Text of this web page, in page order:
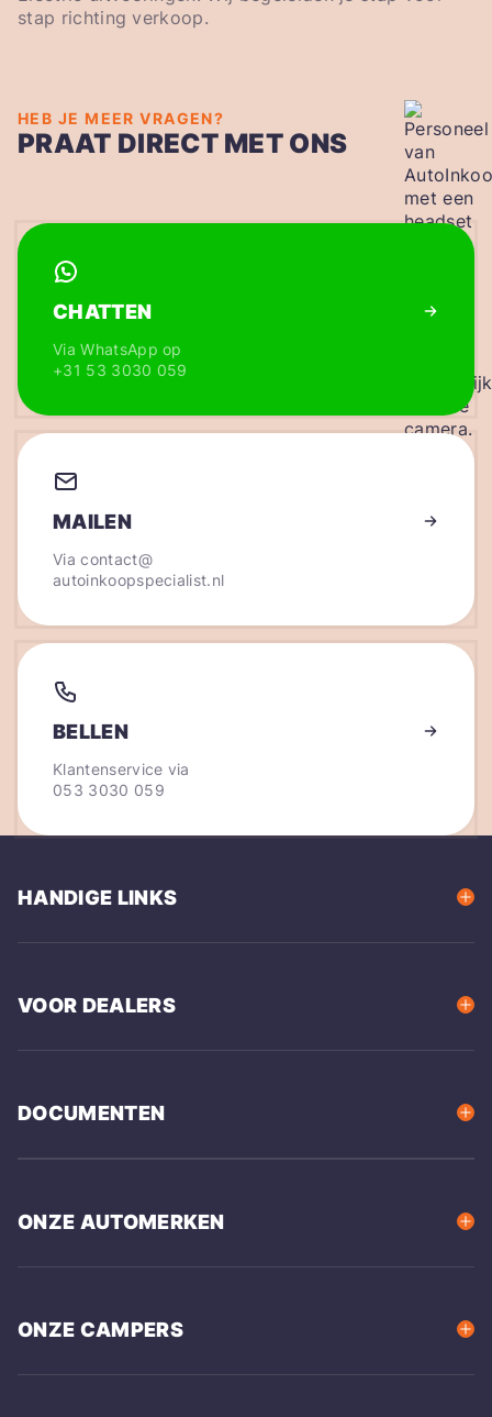
stap richting verkoop.
HEB JE MEER VRAGEN?
PRAAT DIRECT MET ONS
CHATTEN
Via WhatsApp op
+31 53 3030 059
MAILEN
Viacontact@
autoinkoopspecialist.nl
BELLEN
Klantenservice via
053 3030 059
HANDIGE LINKS
VOOR DEALERS
DOCUMENTEN
ONZE AUTOMERKEN
ONZE CAMPERS